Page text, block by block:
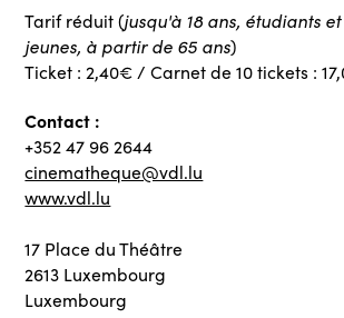
Tarif réduit (jusqu'à 18 ans, étudiants
jeunes, à partir de 65 ans)
Ticket : 2,40€ / Carnet de 10 tickets :
Contact :
+352 47 96 2644
cinematheque@vdl.lu
www.vdl.lu
17 Place du Théâtre
2613 Luxembourg
Luxembourg